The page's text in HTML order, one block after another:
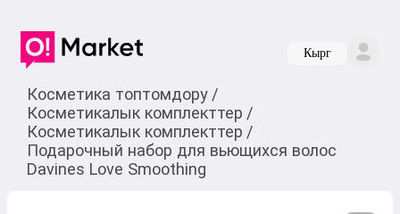
Кырг
Косметика топтомдору /
Косметикалык комплекттер /
Косметикалык комплекттер /
Подарочный набор для вьющихся волос
Davines Love Smoothing